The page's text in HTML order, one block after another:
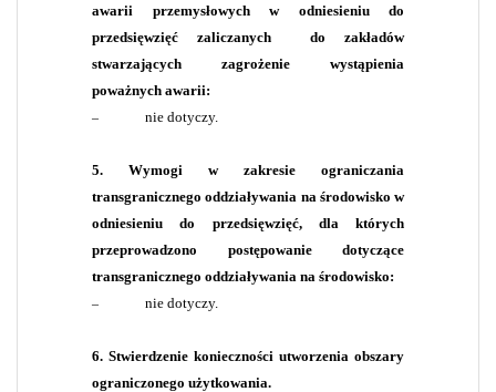
awarii przemysłowych w odniesieniu do
przedsięwzięć zaliczanych
do zakładów
stwarzających zagrożenie wystąpienia
poważnych awarii:
– nie dotyczy.
5. Wymogi w zakresie ograniczania
transgranicznego oddziaływania na środowisko w
odniesieniu do przedsięwzięć, dla których
przeprowadzono postępowanie dotyczące
transgranicznego oddziaływania na środowisko:
– nie dotyczy.
6. Stwierdzenie konieczności utworzenia obszary
ograniczonego użytkowania.